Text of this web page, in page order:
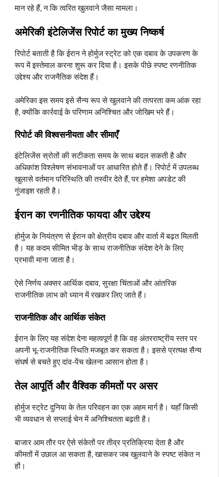
मान रहे हैं, न कि त्वरित खुलवाने जैसा मामला।
अमेरिकी इंटेलिजेंस रिपोर्ट का मुख्य निष्कर्ष
रिपोर्ट बताती है कि ईरान ने होर्मुज स्ट्रेट को एक दबाव के उपकरण के
रूप में इस्तेमाल करना शुरू कर दिया है। इसके पीछे स्पष्ट रणनीतिक
उद्देश्य और राजनैतिक संदेश हैं।
अमेरिका इस समय इसे सैन्य रूप से खुलवाने की तत्परता कम आंक रहा
है, क्योंकि कार्रवाई के परिणाम अनिश्चित और जोखिम भरे हैं।
रिपोर्ट की विश्वसनीयता और सीमाएँ
इंटेलिजेंस स्रोतों की सटीकता समय के साथ बदल सकती है और
अधिकांश विश्लेषण संभावनाओं पर आधारित होते हैं। रिपोर्ट में उपलब्ध
खुलासे वर्तमान परिस्थिति की तस्वीर देते हैं, पर हमेशा अपडेट की
गुंजाइश रहती है।
ईरान का रणनीतिक फायदा और उद्देश्य
होर्मुज के नियंत्रण से ईरान को क्षेत्रीय दबाव और वार्ता में बढ़त मिलती
है। यह कदम सीमित भीड़ के साथ राजनीतिक संदेश देने के लिए
प्रभावी माना जाता है।
ऐसे निर्णय अक्सर आर्थिक दबाव, सुरक्षा चिंताओं और आंतरिक
राजनीतिक लाभ को ध्यान में रखकर लिए जाते हैं।
राजनीतिक और आर्थिक संकेत
ईरान के लिए यह संदेश देना महत्वपूर्ण है कि वह अंतरराष्ट्रीय स्तर पर
अपनी भू-राजनीतिक स्थिति मजबूत कर सकता है। इससे प्रत्यक्ष सैन्य
संघर्ष से बचते हुए दांव-पेंच खेलना आसान होता है।
तेल आपूर्ति और वैश्विक कीमतों पर असर
होर्मुज स्ट्रेट दुनिया के तेल परिवहन का एक अहम मार्ग है। यहाँ किसी
भी व्यवधान से सप्लाई चेन में अनिश्चितता बढ़ती है।
बाजार आम तौर पर ऐसे संकेतों पर तीव्र प्रतिक्रिया देता है और
कीमतों में उछाल आ सकता है, खासकर जब खुलवाने के स्पष्ट संकेत न
हों।